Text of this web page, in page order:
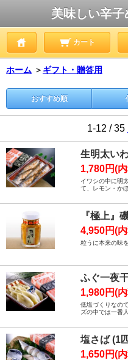
美味しい辛
カート
ホーム ＞ ギフト・贈答用
おすすめ順
1-12 / 35
生明太い
1,780円(
イワシの中に明
て、レモン・か
『極上』
4,950円(
粒うに本来の味
ふぐ一夜
1,980円(
低塩づくりなの
ズの中では一番
塩さば (1
1,650円(